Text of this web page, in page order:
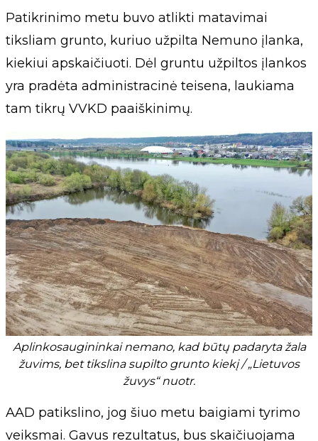
Patikrinimo metu buvo atlikti matavimai
tiksliam grunto, kuriuo užpilta Nemuno įlanka,
kiekiui apskaičiuoti. Dėl gruntu užpiltos įlankos
yra pradėta administracinė teisena, laukiama
tam tikrų VVKD paaiškinimų.
Aplinkosaugininkai nemano, kad būtų padaryta žala
žuvims, bet tikslina supilto grunto kiekį / „Lietuvos
žuvys“ nuotr.
AAD patikslino, jog šiuo metu baigiami tyrimo
veiksmai. Gavus rezultatus, bus skaičiuojama